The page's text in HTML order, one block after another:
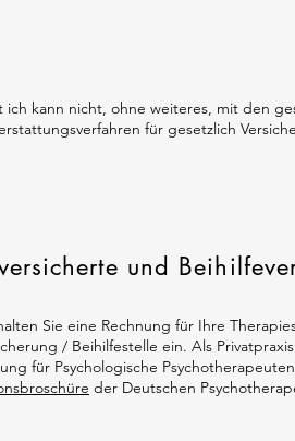
kann nicht, ohne weiteres, mit den
für gesetzlich
und
Sie eine Rechnung für Ihre
/ Beihilfestelle ein. Als
für Psychologische
der Deutschen